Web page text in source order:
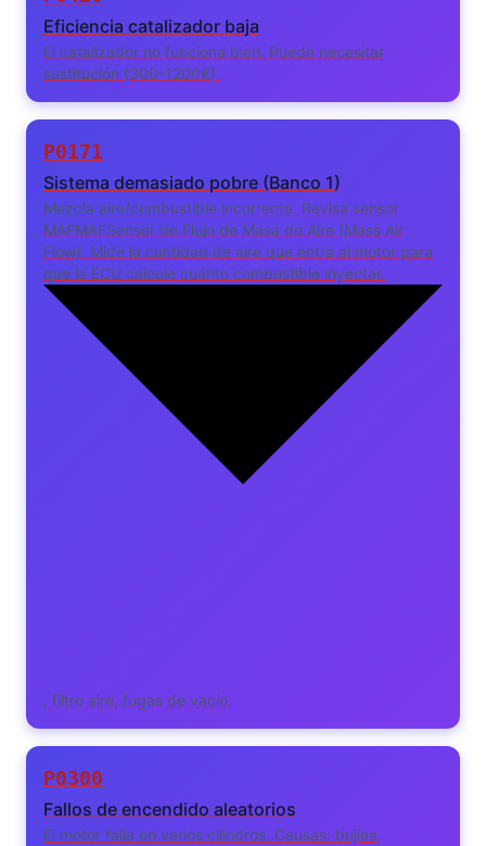
Eficiencia catalizador baja
El catalizador no funciona bien. Puede necesitar
sustitución (300-1200€).
P0171
Sistema demasiado pobre (Banco 1)
Mezcla aire/combustible incorrecta. Revisa sensor
MAFMAFSensor de Flujo de Masa de Aire (Mass Air
Flow). Mide la cantidad de aire que entra al motor para
que la ECU calcule cuánto combustible inyectar.
, filtro aire, fugas de vacío.
P0300
Fallos de encendido aleatorios
El motor falla en varios cilindros. Causas: bujías,